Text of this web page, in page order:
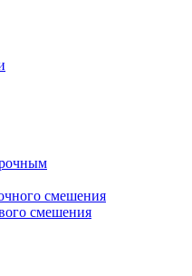
смешения
смешения